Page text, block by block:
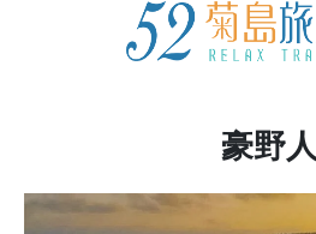
豪野人